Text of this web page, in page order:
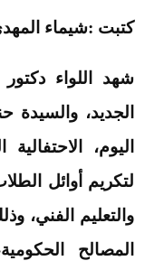
كتبت :شيماء
شهد اللواء
الجديد،
اليوم،
لتكريم أوائل
والتعليم الفني،
المصالح